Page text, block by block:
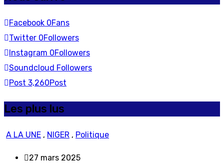
Facebook 0Fans
Twitter 0Followers
Instagram 0Followers
Soundcloud Followers
Post 3,260Post
Les plus lus
A LA UNE , NIGER , Politique
27 mars 2025